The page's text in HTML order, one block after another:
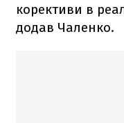
корективи в
додав Чаленко.